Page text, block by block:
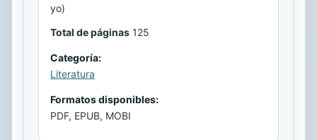
yo)
Total de páginas 125
Categoría:
Literatura
Formatos disponibles:
PDF, EPUB, MOBI